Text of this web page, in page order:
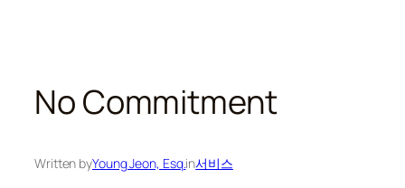
No Commitment
Written byYoung Jeon, Esq.in서비스